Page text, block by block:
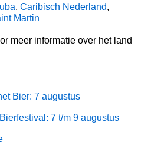
,Caribisch Nederland,
Martin
meer informatie over het land
Bier: 7 augustus
7 t/m 9 augustus